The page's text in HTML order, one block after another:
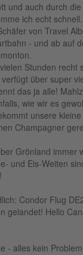
und auch durch die
ich echt
von Travel
- und ab auf
Stunden recht
über super
das ja alle!
wie wir es
unsere
Champagner
Grönland immer
und Eis-Weiten
Condor Flug
gelandet! Hello
- alles kein